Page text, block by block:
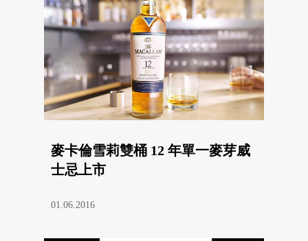
麥卡倫雪莉雙桶 12 年單一麥芽威
士忌上市
01.06.2016